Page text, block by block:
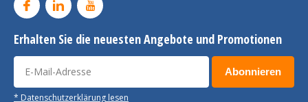
Erhalten Sie die neuesten Angebote und Promotionen
Abonnieren
* Datenschutzerklärung lesen